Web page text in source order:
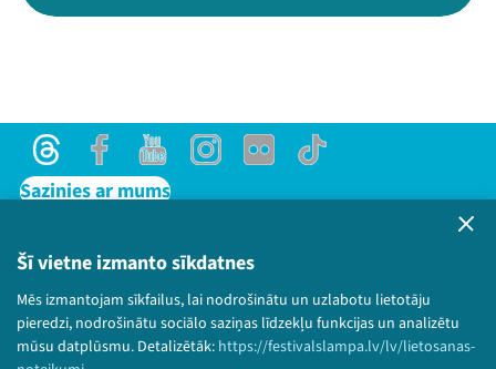
Šī vietne izmanto sīkdatnes
Mēs izmantojam sīkfailus, lai nodrošinātu un uzlabotu lietotāju
pieredzi, nodrošinātu sociālo saziņas līdzekļu funkcijas un analizētu
mūsu datplūsmu. Detalizētāk: https://festivalslampa.lv/lv/lietosanas-
ThreadsFacebookYoutubeInstagram
Flick TikTok
Sazinies ar mums
Lietošanas noteikumi un sīkdatņu politika
Bērnu aizsardzības politika
© 2026 Sarunu festivāls LAMPA Visas tiesības
paturētas.